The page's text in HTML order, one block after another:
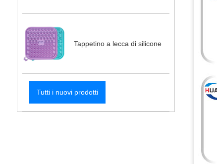
Tappetino a lecca di silicone
Tutti i nuovi prodotti